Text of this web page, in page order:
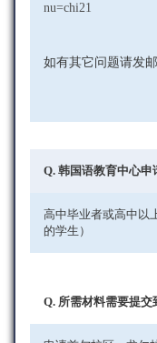
nu=chi21
如有其它问题请发
Q. 韩国语教育中心申
高中毕业者或高中以
的学生）
Q. 所需材料需要提交